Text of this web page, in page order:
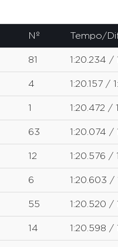
Nº Tempo/
81 1:20.234 /
4 1:20.157 /
1 1:20.472 /
63 1:20.074 /
12 1:20.576 /
6 1:20.603 /
55 1:20.520 /
14 1:20.598 /